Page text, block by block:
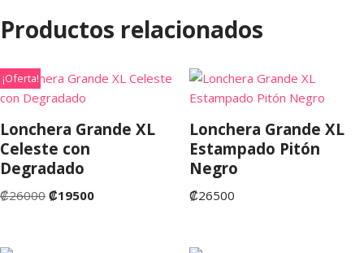
Productos relacionados
¡Oferta!
Lonchera Grande XL
Celeste con
Degradado
₡26000 ₡19500
Lonchera Grande XL
Estampado Pitón
Negro
₡26500